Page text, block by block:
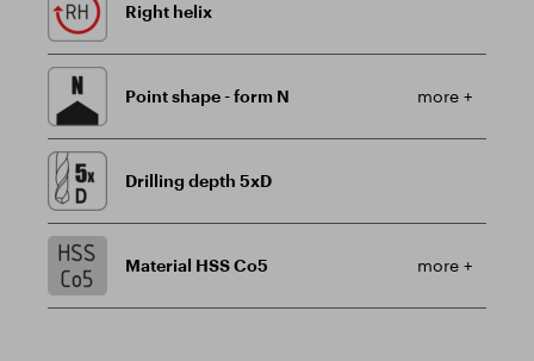
Right helix
Point shape - form N more +
Drilling depth 5xD
Material HSS Co5 more +